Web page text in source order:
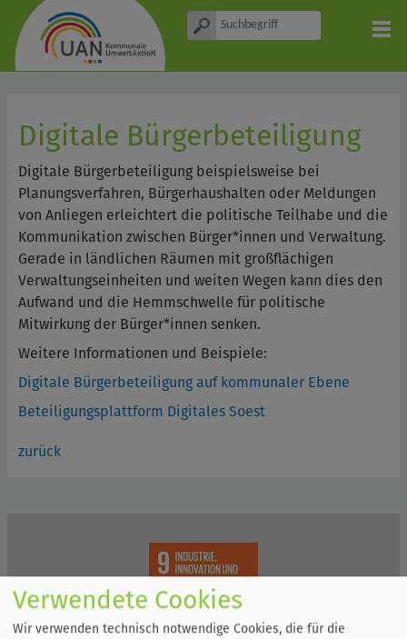
Digitale Bürgerbeteiligung
Digitale Bürgerbeteiligung beispielsweise bei
Planungsverfahren, Bürgerhaushalten oder Meldungen
von Anliegen erleichtert die politische Teilhabe und die
Kommunikation zwischen Bürger*innen und Verwaltung.
Gerade in ländlichen Räumen mit großflächigen
Verwaltungseinheiten und weiten Wegen kann dies den
Aufwand und die Hemmschwelle für politische
Mitwirkung der Bürger*innen senken.
Weitere Informationen und Beispiele:
Digitale Bürgerbeteiligung auf kommunaler Ebene
Beteiligungsplattform Digitales Soest
zurück
Verwendete Cookies
Wir verwenden technisch notwendige Cookies, die für die